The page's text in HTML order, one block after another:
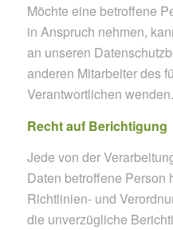
Möchte eine betroffene
in Anspruch nehmen,
an unseren
anderen Mitarbeiter des
Verantwortlichen wenden.
Recht auf Berichtigung
Jede von der
Daten betroffene Person
Richtlinien- und
die unverzügliche